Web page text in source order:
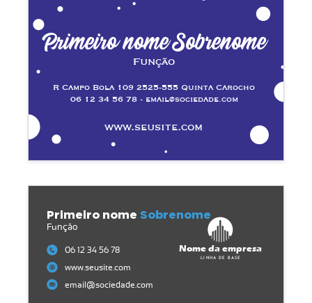
www.seusite.com
R Campo Bola 109 2525-555 Quinta Carocho
06 12 34 56 78 - email@sociedade.com
Primeiro nome Sobrenome
Função
www.seusite.com
email@sociedade.com
06 12 34 56 78
Função
Primeiro nome Sobrenome
Nome da empresa
Linha de base